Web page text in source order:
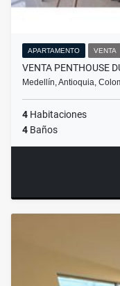
APARTAMENTO VENTA
VENTA PENTHOUSE
Medellín, Antioquia,
4 Habitaciones
4 Baños